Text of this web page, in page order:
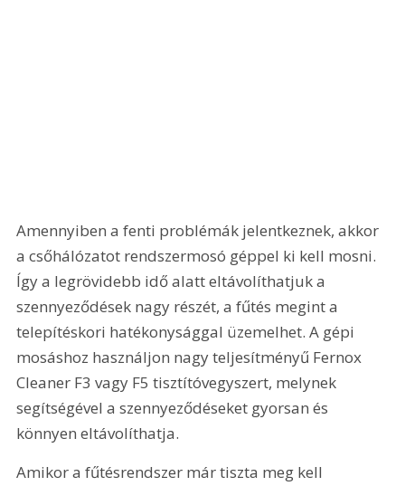
Amennyiben a fenti problémák jelentkeznek, akkor
a csőhálózatot rendszermosó géppel ki kell mosni.
Így a legrövidebb idő alatt eltávolíthatjuk a
szennyeződések nagy részét, a fűtés megint a
telepítéskori hatékonysággal üzemelhet. A gépi
mosáshoz használjon nagy teljesítményű Fernox
Cleaner F3 vagy F5 tisztítóvegyszert, melynek
segítségével a szennyeződéseket gyorsan és
könnyen eltávolíthatja.
Amikor a fűtésrendszer már tiszta meg kell